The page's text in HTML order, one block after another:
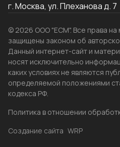
г. Москва, ул. Плеханова д. 7
© 2026 ООО "ЕСМ". Все права на
защищены законом об
Данный интернет-сайт и
носят исключительно
каких условиях не являются
определяемой положениями
кодекса РФ.
Политика в отношении
Создание сайта WRP